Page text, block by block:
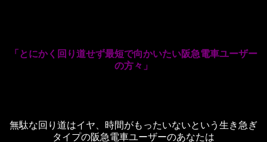
「とにかく回り道せず最短で向かいたい阪急電車ユーザー
の方々」
無駄な回り道はイヤ、時間がもったいないという生き急ぎ
タイプの阪急電車ユーザーのあなたは